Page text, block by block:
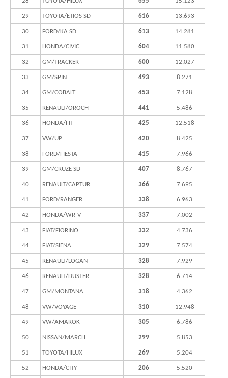
29 TOYOTA/ETIOS SD 616 13.693
30 FORD/KA SD 613 14.281
31 HONDA/CIVIC 604 11.580
32 GM/TRACKER 600 12.027
33 GM/SPIN 493 8.271
34 GM/COBALT 453 7.128
35 RENAULT/OROCH 441 5.486
36 HONDA/FIT 425 12.518
37 VW/UP 420 8.425
38 FORD/FIESTA 415 7.966
39 GM/CRUZE SD 407 8.767
40 RENAULT/CAPTUR 366 7.695
41 FORD/RANGER 338 6.963
42 HONDA/WR-V 337 7.002
43 FIAT/FIORINO 332 4.736
44 FIAT/SIENA 329 7.574
45 RENAULT/LOGAN 328 7.929
46 RENAULT/DUSTER 328 6.714
47 GM/MONTANA 318 4.362
48 VW/VOYAGE 310 12.948
49 VW/AMAROK 305 6.786
50 NISSAN/MARCH 299 5.853
51 TOYOTA/HILUX 269 5.204
52 HONDA/CITY 206 5.520